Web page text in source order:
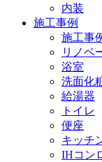
内装
施工事例
施工事
リノベ
浴室
洗面化
給湯器
トイレ
便座
キッチ
IHコン